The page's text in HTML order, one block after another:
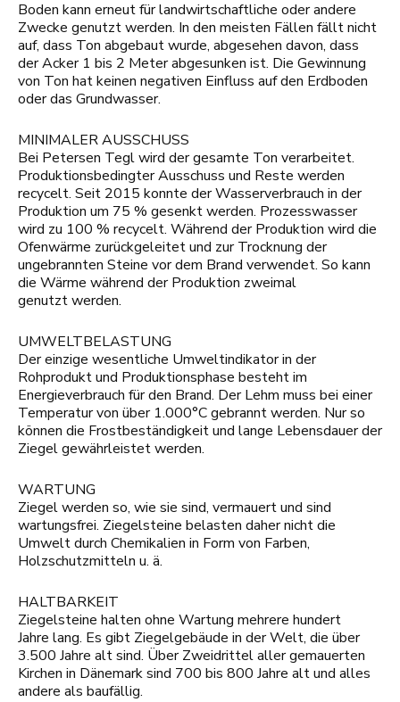
Boden kann erneut für landwirtschaftliche oder andere
Zwecke genutzt werden. In den meisten Fällen fällt nicht
auf, dass Ton abgebaut wurde, abgesehen davon, dass
der Acker 1 bis 2 Meter abgesunken ist. Die Gewinnung
von Ton hat keinen negativen Einfluss auf den Erdboden
oder das Grundwasser.
MINIMALER AUSSCHUSS
Bei Petersen Tegl wird der gesamte Ton verarbeitet.
Produktionsbedingter Ausschuss und Reste werden
recycelt. Seit 2015 konnte der Wasserverbrauch in der
Produktion um 75 % gesenkt werden. Prozesswasser
wird zu 100 % recycelt. Während der Produktion wird die
Ofenwärme zurückgeleitet und zur Trocknung der
ungebrannten Steine vor dem Brand verwendet. So kann
die Wärme während der Produktion zweimal
genutzt werden.
UMWELTBELASTUNG
Der einzige wesentliche Umweltindikator in der
Rohprodukt und Produktionsphase besteht im
Energieverbrauch für den Brand. Der Lehm muss bei einer
Temperatur von über 1.000°C gebrannt werden. Nur so
können die Frostbeständigkeit und lange Lebensdauer der
Ziegel gewährleistet werden.
WARTUNG
Ziegel werden so, wie sie sind, vermauert und sind
wartungsfrei. Ziegelsteine belasten daher nicht die
Umwelt durch Chemikalien in Form von Farben,
Holzschutzmitteln u. ä.
HALTBARKEIT
Ziegelsteine halten ohne Wartung mehrere hundert
Jahre lang. Es gibt Ziegelgebäude in der Welt, die über
3.500 Jahre alt sind. Über Zweidrittel aller gemauerten
Kirchen in Dänemark sind 700 bis 800 Jahre alt und alles
andere als baufällig.